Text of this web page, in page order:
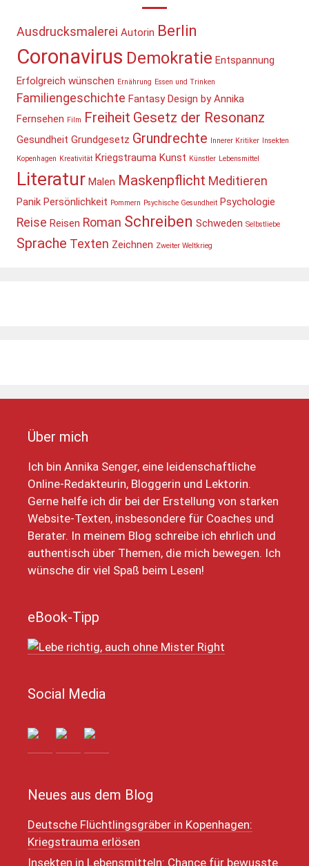
Ausdrucksmalerei Autorin Berlin
Coronavirus Demokratie Entspannung
Erfolgreich wünschen Ernährung Essen und Trinken
Familiengeschichte Fantasy Design by Annika
Fernsehen Film Freiheit Gesetz der Resonanz
Gesundheit Grundgesetz Grundrechte Innerer Kritiker Insekten
Kopenhagen Kreativität Kriegstrauma Kunst Künstler Lebensmittel
Literatur Malen Maskenpflicht Meditieren
Panik Persönlichkeit Pommern Psychische Gesundheit Psychologie
Reise Reisen Roman Schreiben Schweden Selbstliebe
Sprache Texten Zeichnen Zweiter Weltkrieg
Über mich
Ich bin Annika Senger, eine leidenschaftliche
Online-Redakteurin, Bloggerin und Lektorin.
Gerne helfe ich dir bei der Erstellung von starken
Website-Texten, insbesondere für Coaches und
Berater. In meinem Blog schreibe ich ehrlich und
authentisch über Themen, die mich bewegen. Ich
wünsche dir viel Spaß beim Lesen!
eBook-Tipp
Social Media
Neues aus dem Blog
Deutsche Flüchtlingsgräber in Kopenhagen:
Kriegstrauma erlösen
Insekten in Lebensmitteln: Chance für bewusste